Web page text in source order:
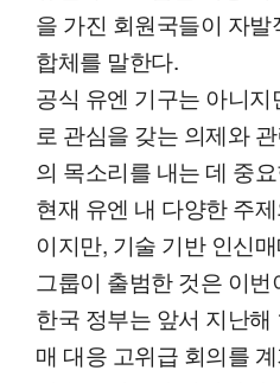
을 가진 회원국들이 자
합체를 말한다.
공식 유엔 기구는 아니
로 관심을 갖는 의제와
의 목소리를 내는 데 중
현재 유엔 내 다양한 주
이지만, 기술 기반 인신
그룹이 출범한 것은 이번
한국 정부는 앞서 지난
매 대응 고위급 회의를